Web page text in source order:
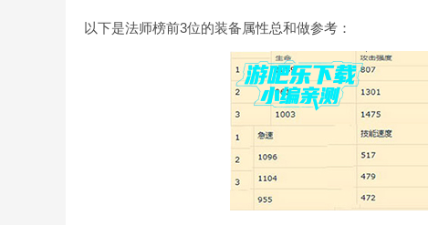
以下是法师榜前3位的装备属性总和做参考：